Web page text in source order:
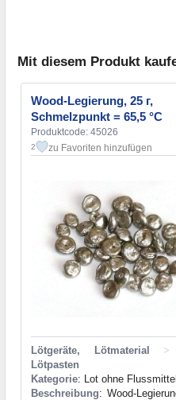
Mit diesem Produkt
Wood-Legierung, 25 г,
Schmelzpunkt = 65,5 °С
Produktcode: 45026
2 zu Favoriten hinzufügen
Lötgeräte, Lötmaterial >
Lötpasten
Kategorie: Lot ohne Flussmittel
Beschreibung: Wood-